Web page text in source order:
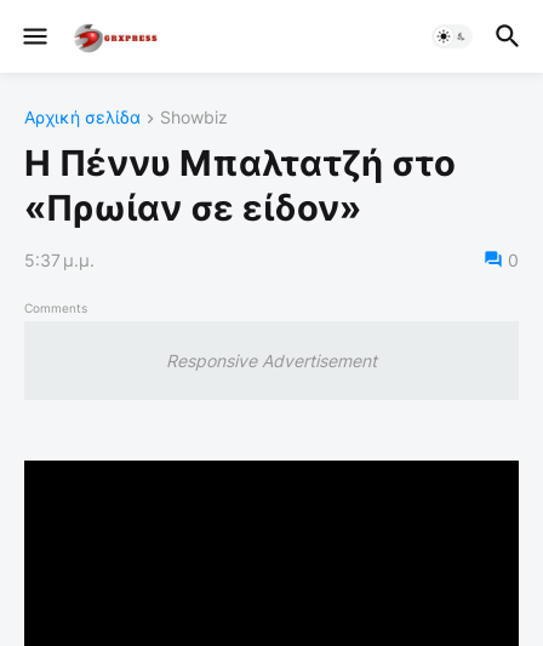
Αρχική σελίδα Showbiz
Η Πέννυ Μπαλτατζή στο
«Πρωίαν σε είδον»
5:37 μ.μ. 0
Comments
Responsive Advertisement